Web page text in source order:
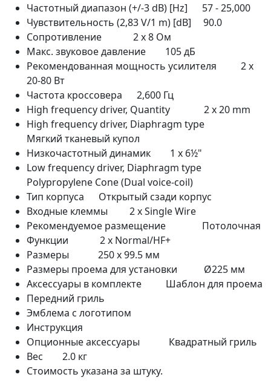
Частотный диапазон (+/-3 dB) [Hz] 57 - 25,000
Чувствительность (2,83 V/1 m) [dB] 90.0
Сопротивление 2 x 8 Ом
Макс. звуковое давление 105 дБ
Рекомендованная мощность усилителя 2 x
20-80 Вт
Частота кроссовера 2,600 Гц
High frequency driver, Quantity 2 x 20 mm
High frequency driver, Diaphragm type
Мягкий тканевый купол
Низкочастотный динамик 1 x 6½"
Low frequency driver, Diaphragm type
Polypropylene Cone (Dual voice-coil)
Тип корпуса Открытый сзади корпус
Входные клеммы 2 x Single Wire
Рекомендуемое размещение Потолочная
Функции 2 x Normal/HF+
Размеры 250 x 99.5 мм
Размеры проема для установки Ø225 мм
Аксессуары в комплекте Шаблон для проема
Передний гриль
Эмблема с логотипом
Инструкция
Опционные аксессуары Квадратный гриль
Вес 2.0 кг
Стоимость указана за штуку.